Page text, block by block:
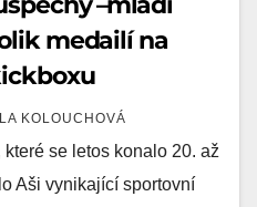
medailí na
KOLOUCHOVÁ
se letos konalo 20. až
Aši vynikající sportovní